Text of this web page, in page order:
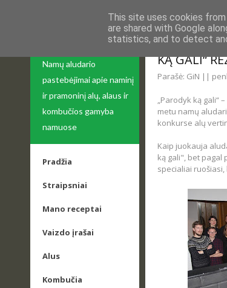
Namų aludario
pastebėjimai apie naminį
ir pramoninį alų, alaus ir
kombučios gamyba
namuose
Pradžia
Straipsniai
Mano receptai
Vaizdo įrašai
Alus
Kombučia
VILNIAUS
KĄ GALI“
Parašė: GiN ||
„Parodyk ką
metu namų
konkurse alų
Kaip juokauja
ką gali", bet pagal
specialiai
This site uses cookies
are shared with Google
statistics, and to detect